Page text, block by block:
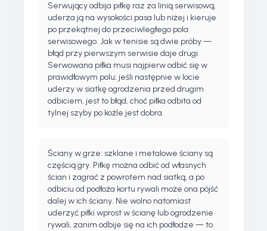
Serwujący odbija piłkę raz za linią serwisową,
uderza ją na wysokości pasa lub niżej i kieruje
po przekątnej do przeciwległego pola
serwisowego. Jak w tenisie są dwie próby —
błąd przy pierwszym serwisie daje drugi.
Serwowana piłka musi najpierw odbić się w
prawidłowym polu; jeśli następnie w locie
uderzy w siatkę ogrodzenia przed drugim
odbiciem, jest to błąd, choć piłka odbita od
tylnej szyby po koźle jest dobra.
Ściany w grze: szklane i metalowe ściany są
częścią gry. Piłkę można odbić od własnych
ścian i zagrać z powrotem nad siatką, a po
odbiciu od podłoża kortu rywali może ona pójść
dalej w ich ściany. Nie wolno natomiast
uderzyć piłki wprost w ścianę lub ogrodzenie
rywali, zanim odbije się na ich podłodze — to